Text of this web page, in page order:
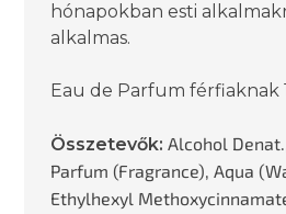
hónapokban esti
alkalmas.
Eau de Parfum férfiaknak
Összetevők: Alcohol
Parfum (Fragrance), Aqua
Ethylhexyl